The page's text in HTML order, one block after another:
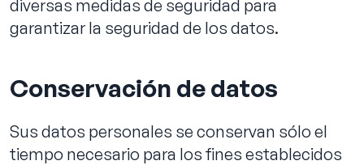
diversas medidas de seguridad para
garantizar la seguridad de los datos.
Conservación de datos
Sus datos personales se conservan sólo el
tiempo necesario para los fines establecidos